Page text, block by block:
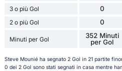
3 o più Gol 0
2 o più Gol 0
Minuti per Gol
352 Minuti
per Gol
Steve Mounié ha segnato 2 Gol in 21 partite
0 dei 2 Gol sono stati segnati in casa mentre